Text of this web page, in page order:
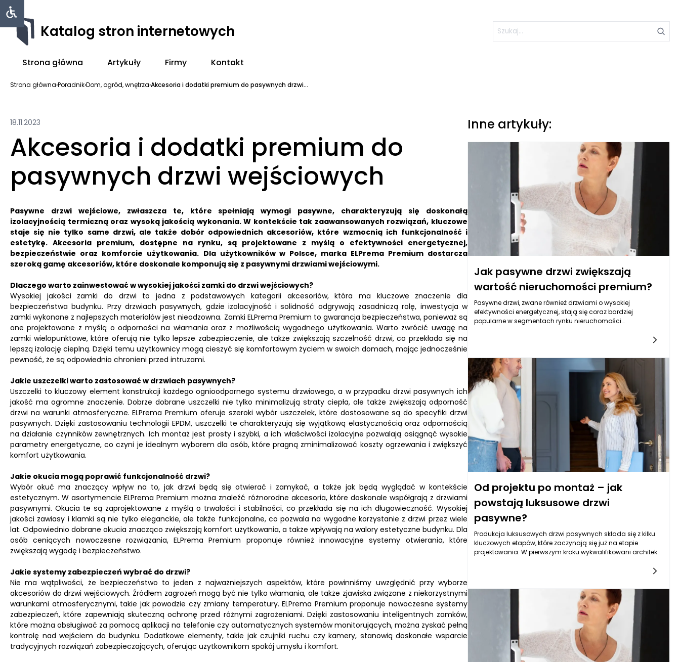
Katalog stron internetowych
Strona główna Artykuły Firmy Kontakt
Strona główna›Poradnik›Dom, ogród, wnętrza›Akcesoria i dodatki premium do pasywnych drzwi...
18.11.2023
Akcesoria i dodatki premium do
pasywnych drzwi wejściowych
Pasywne drzwi wejściowe, zwłaszcza te, które spełniają wymogi pasywne, charakteryzują się doskonałą
izolacyjnością termiczną oraz wysoką jakością wykonania.W kontekście tak zaawansowanych rozwiązań, kluczowe
staje się nie tylko same drzwi, ale także dobór odpowiednich akcesoriów, które wzmocnią ich funkcjonalność i
estetykę. Akcesoria premium, dostępne na rynku, są projektowane z myślą o efektywności energetycznej,
bezpieczeństwie oraz komforcie użytkowania. Dla użytkowników w Polsce, marka ELPrema Premium dostarcza
szeroką gamę akcesoriów, które doskonale komponują się z pasywnymi drzwiami wejściowymi.
Dlaczego warto zainwestować w wysokiej jakości zamki do drzwi wejściowych?
Wysokiej jakości zamki do drzwi to jedna z podstawowych kategorii akcesoriów, która ma kluczowe znaczenie dla
bezpieczeństwa budynku. Przy drzwiach pasywnych, gdzie izolacyjność i solidność odgrywają zasadniczą rolę, inwestycja w
zamki wykonane z najlepszych materiałów jest nieodzowna. Zamki ELPrema Premium to gwarancja bezpieczeństwa, ponieważ są
one projektowane z myślą o odporności na włamania oraz z możliwością wygodnego użytkowania. Warto zwrócić uwagę na
zamki wielopunktowe, które oferują nie tylko lepsze zabezpieczenie, ale także zwiększają szczelność drzwi, co przekłada się na
lepszą izolację cieplną. Dzięki temu użytkownicy mogą cieszyć się komfortowym życiem w swoich domach, mając jednocześnie
pewność, że są odpowiednio chronieni przed intruzami.
Jakie uszczelki warto zastosować w drzwiach pasywnych?
Uszczelki to kluczowy element konstrukcji każdego ognioodpornego systemu drzwiowego, a w przypadku drzwi pasywnych ich
jakość ma ogromne znaczenie. Dobrze dobrane uszczelki nie tylko minimalizują straty ciepła, ale także zwiększają odporność
drzwi na warunki atmosferyczne. ELPrema Premium oferuje szeroki wybór uszczelek, które dostosowane są do specyfiki drzwi
pasywnych. Dzięki zastosowaniu technologii EPDM, uszczelki te charakteryzują się wyjątkową elastycznością oraz odpornością
na działanie czynników zewnętrznych. Ich montaż jest prosty i szybki, a ich właściwości izolacyjne pozwalają osiągnąć wysokie
parametry energetyczne, co czyni je idealnym wyborem dla osób, które pragną zminimalizować koszty ogrzewania i zwiększyć
komfort użytkowania.
Jakie okucia mogą poprawić funkcjonalność drzwi?
Wybór okuć ma znaczący wpływ na to, jak drzwi będą się otwierać i zamykać, a także jak będą wyglądać w kontekście
estetycznym. W asortymencie ELPrema Premium można znaleźć różnorodne akcesoria, które doskonale współgrają z drzwiami
pasywnymi. Okucia te są zaprojektowane z myślą o trwałości i stabilności, co przekłada się na ich długowieczność. Wysokiej
jakości zawiasy i klamki są nie tylko eleganckie, ale także funkcjonalne, co pozwala na wygodne korzystanie z drzwi przez wiele
lat. Odpowiednio dobrane okucia znacząco zwiększają komfort użytkowania, a także wpływają na walory estetyczne budynku. Dla
osób ceniących nowoczesne rozwiązania, ELPrema Premium proponuje również innowacyjne systemy otwierania, które
zwiększają wygodę i bezpieczeństwo.
Jakie systemy zabezpieczeń wybrać do drzwi?
Nie ma wątpliwości, że bezpieczeństwo to jeden z najważniejszych aspektów, które powinniśmy uwzględnić przy wyborze
akcesoriów do drzwi wejściowych. Źródłem zagrożeń mogą być nie tylko włamania, ale także zjawiska związane z niekorzystnymi
warunkami atmosferycznymi, takie jak powodzie czy zmiany temperatury. ELPrema Premium proponuje nowoczesne systemy
zabezpieczeń, które zapewniają skuteczną ochronę przed różnymi zagrożeniami. Dzięki zastosowaniu inteligentnych zamków,
które można obsługiwać za pomocą aplikacji na telefonie czy automatycznych systemów monitorujących, można zyskać pełną
kontrolę nad wejściem do budynku. Dodatkowe elementy, takie jak czujniki ruchu czy kamery, stanowią doskonałe wsparcie
tradycyjnych rozwiązań zabezpieczających, oferując użytkownikom spokój umysłu i komfort.
Inne artykuły:
Jak pasywne drzwi zwiększają
wartość nieruchomości premium?
Pasywne drzwi, zwane również drzwiami o wysokiej
efektywności energetycznej, stają się coraz bardziej
popularne w segmentach rynku nieruchomości
ekologiczną odpowiedzialność. W obliczu rosnącej troski o
środowisko naturalne, a także coraz bardziej restrykcyjnych
norm dotyczących energooszczędności, inwestycja w
pasywne drzwi staje się bardziej atrakcyjna, a co za tym
idzie, zwiększa wartość nieruchomości. Przykładem
doskonałej jakości pasywnych drzwi zewnętrznych są
produkty polskiego producenta ELPrema Premium, które łączą
nowoczesny design z ekologiczną funkcjonalnością.
Od projektu po montaż – jak
powstają luksusowe drzwi
pasywne?
Produkcja luksusowych drzwi pasywnych składa się z kilku
kluczowych etapów, które zaczynają się już na etapie
projektowania. W pierwszym kroku wykwalifikowani architekci
projekt opiera się na najnowszych trendach w budownictwie
pasywnym, które wymagają zastosowania
najnowocześniejszych technologii, takich jak wysokiej klasy
izolacja termiczna, szczelność oraz użycie trwałych i
ekologicznych materiałów. Następnie, po zatwierdzeniu
projektu, przystępuje się do wyboru surowców, które będą
użyte do produkcji.